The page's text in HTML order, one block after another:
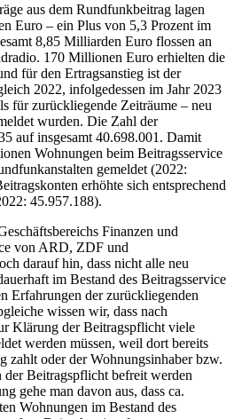
aus dem Rundfunkbeitrag lagen
Euro – ein Plus von 5,3 Prozent im
8,85 Milliarden Euro flossen an
170 Millionen Euro erhielten die
für den Ertragsanstieg ist der
2022, infolgedessen im Jahr 2023
für zurückliegende Zeiträume – neu
wurden. Die Zahl der
auf insgesamt 40.698.001. Damit
Wohnungen beim Beitragsservice
gemeldet (2022:
erhöhte sich entsprechend
45.957.188).
Finanzen und
von ARD, ZDF und
darauf hin, dass nicht alle neu
im Bestand des Beitragsservice
Erfahrungen der zurückliegenden
wissen wir, dass nach
Klärung der Beitragspflicht viele
werden müssen, weil dort bereits
zahlt oder der Wohnungsinhaber bzw.
Beitragspflicht befreit werden
gehe man davon aus, dass ca.
Wohnungen im Bestand des